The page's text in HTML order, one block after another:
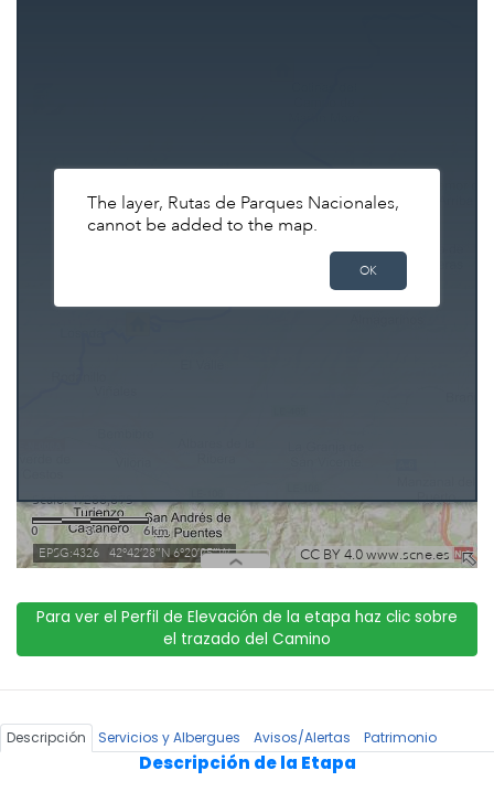
Para ver el Perfil de Elevación de la etapa haz clic sobre
el trazado del Camino
Descripción Servicios y Albergues Avisos/Alertas Patrimonio
Descripción de la Etapa